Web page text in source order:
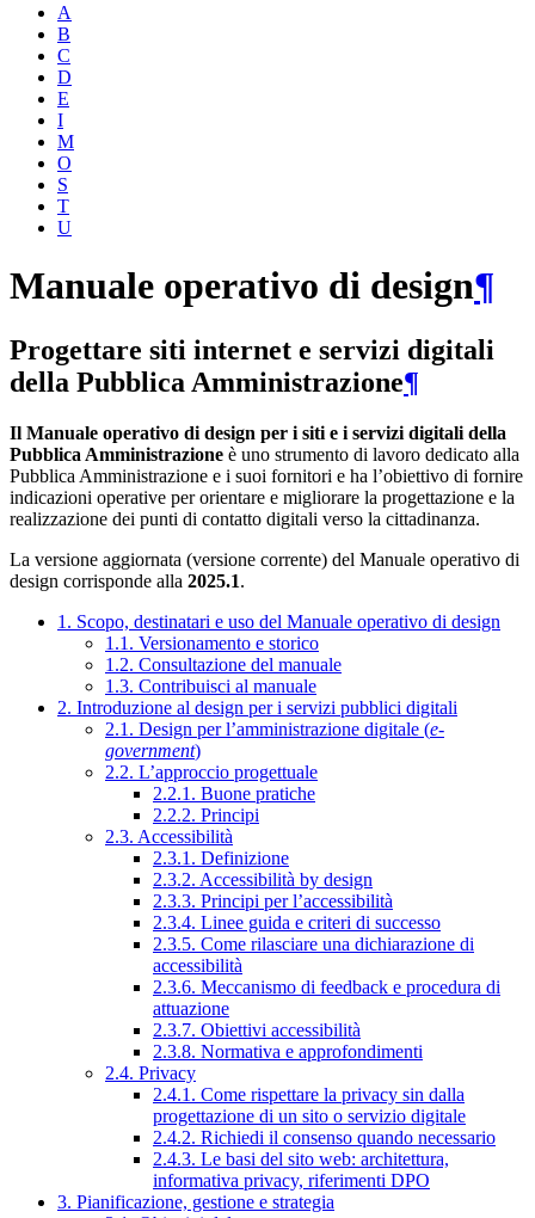
A
B
C
D
E
I
M
O
S
T
U
Manuale operativo di design¶
Progettare siti internet e servizi digitali
della Pubblica Amministrazione¶
Il Manuale operativo di design per i siti e i servizi digitali della
Pubblica Amministrazione è uno strumento di lavoro dedicato alla
Pubblica Amministrazione e i suoi fornitori e ha l’obiettivo di fornire
indicazioni operative per orientare e migliorare la progettazione e la
realizzazione dei punti di contatto digitali verso la cittadinanza.
La versione aggiornata (versione corrente) del Manuale operativo di
design corrisponde alla 2025.1.
1. Scopo, destinatari e uso del Manuale operativo di design
1.1. Versionamento e storico
1.2. Consultazione del manuale
1.3. Contribuisci al manuale
2. Introduzione al design per i servizi pubblici digitali
2.1. Design per l’amministrazione digitale (e-
government)
2.2. L’approccio progettuale
2.2.1. Buone pratiche
2.2.2. Principi
2.3. Accessibilità
2.3.1. Definizione
2.3.2. Accessibilità by design
2.3.3. Principi per l’accessibilità
2.3.4. Linee guida e criteri di successo
2.3.5. Come rilasciare una dichiarazione di
accessibilità
2.3.6. Meccanismo di feedback e procedura di
attuazione
2.3.7. Obiettivi accessibilità
2.3.8. Normativa e approfondimenti
2.4. Privacy
2.4.1. Come rispettare la privacy sin dalla
progettazione di un sito o servizio digitale
2.4.2. Richiedi il consenso quando necessario
2.4.3. Le basi del sito web: architettura,
informativa privacy, riferimenti DPO
3. Pianificazione, gestione e strategia